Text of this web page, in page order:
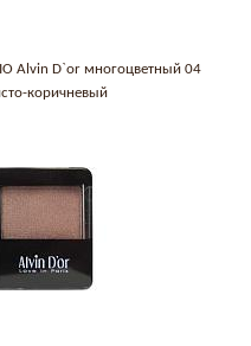
Alvin D`or многоцветный 04
коричневый